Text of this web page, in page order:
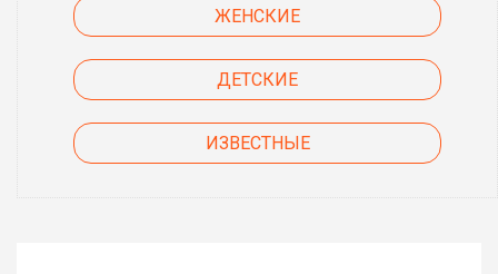
ЖЕНСКИЕ
ДЕТСКИЕ
ИЗВЕСТНЫЕ